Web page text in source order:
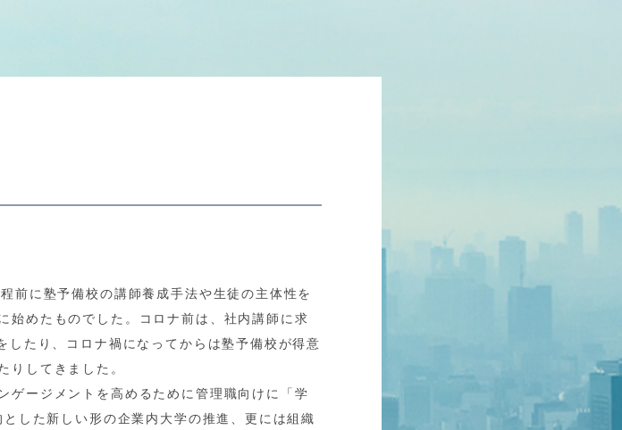
前に塾予備校の講師養成手法や生徒の主体性を
始めたものでした。コロナ前は、社内講師に求
たり、コロナ禍になってからは塾予備校が得意
りしてきました。
ゲージメントを高めるために管理職向けに「学
した新しい形の企業内大学の推進、更には組織